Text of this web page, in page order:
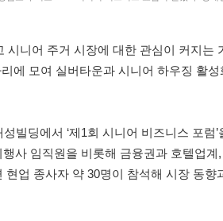
시니어 주거 시장에 대한 관심이 커지는
에 모여 실버타운과 시니어 하우징 활
빌딩에서 ‘제1회 시니어 비즈니스 포럼’
사 임직원을 비롯해 금융권과 호텔업계
업 종사자 약 30명이 참석해 시장 동향